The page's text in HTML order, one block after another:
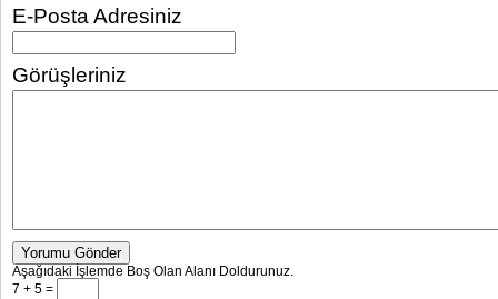
E-Posta Adresiniz
Görüşleriniz
Yorumu Gönder
Aşağıdaki İşlemde Boş Olan Alanı Doldurunuz.
7 + 5 =